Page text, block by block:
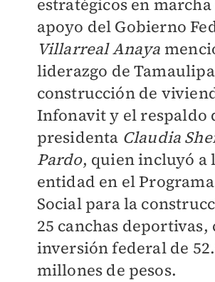
estratégicos en marcha
apoyo del Gobierno
Villarreal Anaya
liderazgo de
construcción de
Infonavit y el respaldo
presidenta Claudia
Pardo, quien incluyó a
entidad en el
Social para la
25 canchas deportivas,
inversión federal de
millones de pesos.